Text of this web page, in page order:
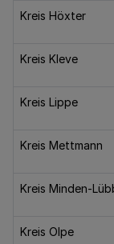
Kreis Höxter
Kreis Kleve
Kreis Lippe
Kreis Mettmann
Kreis Minden-
Kreis Olpe